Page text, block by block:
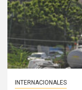
INTERNACIONALES